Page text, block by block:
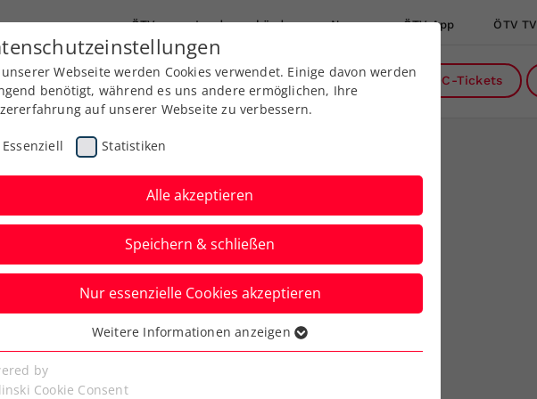
ÖTV Landesverbände News ÖTV App ÖTV TV
Ausbildung Services Über uns DC-Tickets
besiegt:
spielt um
Webseite werden Cookies verwendet. Einige davon werden
benötigt, während es uns andere ermöglichen, Ihre
auf unserer Webseite zu verbessern.
Essenziell Statistiken
Alle akzeptieren
Speichern & schließen
Nur essenzielle Cookies akzeptieren
Cookies werden für grundlegende Funktionen der
benötigt. Dadurch ist gewährleistet, dass die Webseite
Weitere Informationen anzeigen
by
Cookie Consent